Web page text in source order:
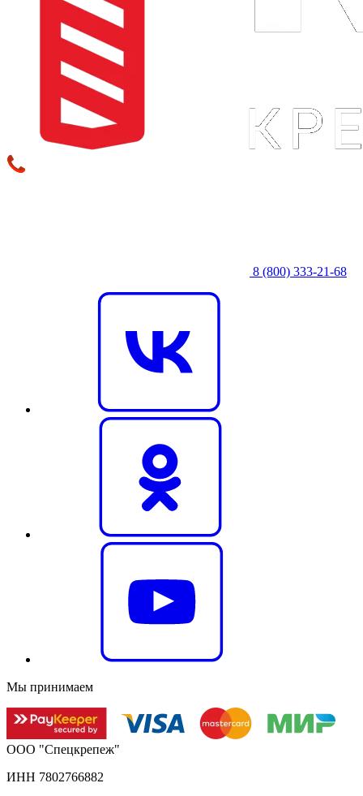
8 (800) 333‑21-68
Мы принимаем
ООО "Спецкрепеж"
ИНН 7802766882